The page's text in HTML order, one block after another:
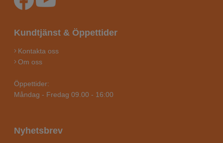
Kundtjänst & Öppettider
Kontakta oss
Om oss
Öppettider:
Måndag - Fredag 09.00 - 16:00
Nyhetsbrev